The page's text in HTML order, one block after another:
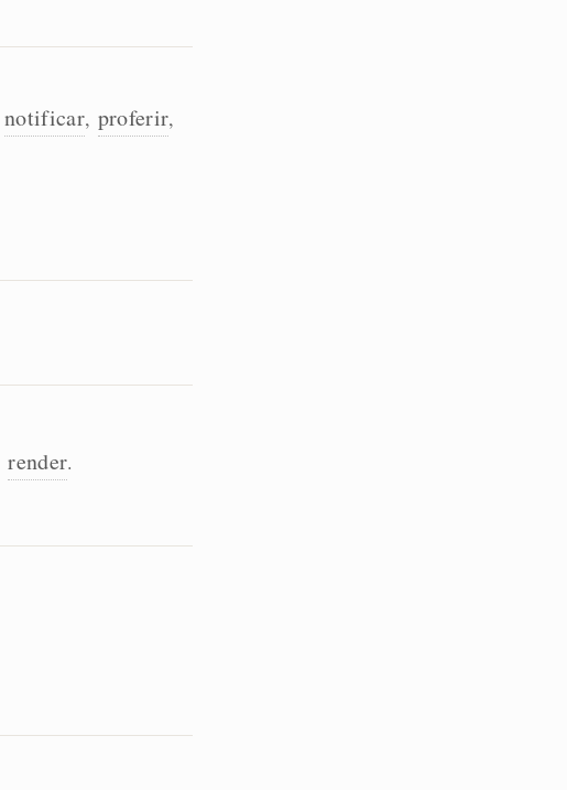
notificar, proferir,
render.